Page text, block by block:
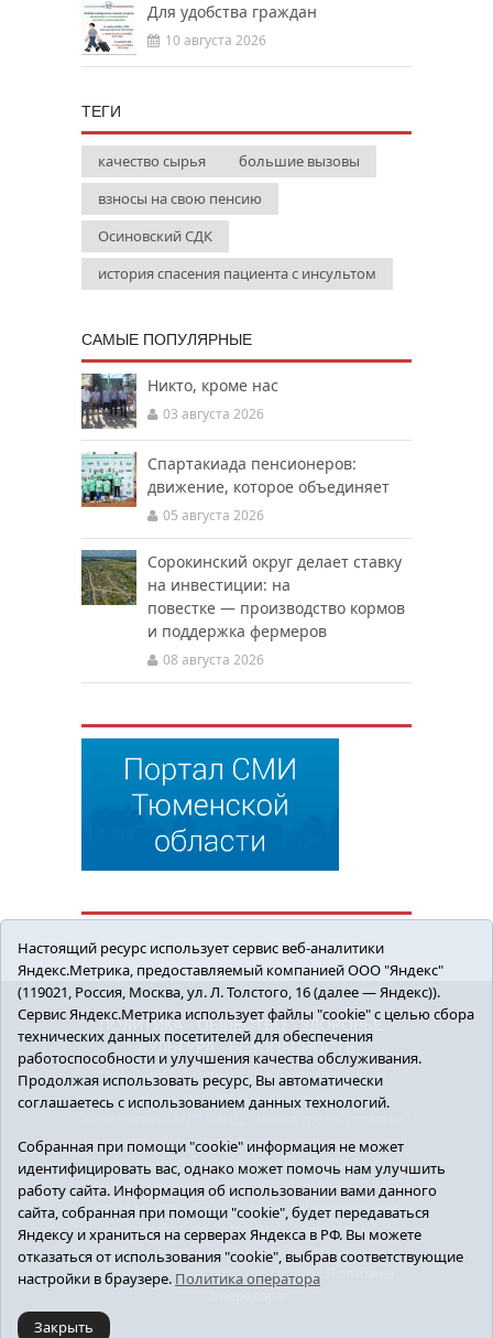
Для удобства граждан
10 августа 2026
ТЕГИ
качество сырья
большие вызовы
взносы на свою пенсию
Осиновский СДК
история спасения пациента с инсультом
САМЫЕ ПОПУЛЯРНЫЕ
Никто, кроме нас
03 августа 2026
Спартакиада пенсионеров:
движение, которое объединяет
05 августа 2026
Сорокинский округ делает ставку
на инвестиции: на
повестке — производство кормов
и поддержка фермеров
08 августа 2026
ПОЛИТИКА ОБЩЕСТВО
ЗДОРОВЬЕ
КУЛЬТУРА
БЕЗОПАСНОСТЬ
16+ © 2018 Сорокинский район в деталях.
Новости Сорокинского района
редактор - Королюк Елена Анатольевна, e-mail:
znamenka@inbox.ru, тел.: 8(34550)2-27-30
Регистрационный номер СМИ Эл №ФС77-69142
от 24 марта 2017 г., выданное Федеральной
службой по надзору в сфере связи,
информационных технологий и массовых
коммуникаций (Роскомнадзор).
Настоящий ресурс использует сервис веб-аналитики
Яндекс.Метрика, предоставляемый компанией ООО "Яндекс"
(119021, Россия, Москва, ул. Л. Толстого, 16 (далее — Яндекс)).
Сервис Яндекс.Метрика использует файлы "cookie" с целью сбора
технических данных посетителей для обеспечения
работоспособности и улучшения качества обслуживания.
Продолжая использовать ресурс, Вы автоматически
соглашаетесь с использованием данных технологий.
Собранная при помощи "cookie" информация не может
идентифицировать вас, однако может помочь нам улучшить
работу сайта. Информация об использовании вами данного
сайта, собранная при помощи "cookie", будет передаваться
Яндексу и храниться на серверах Яндекса в РФ. Вы можете
отказаться от использования "cookie", выбрав соответствующие
настройки в браузере. Политика оператора
Закрыть